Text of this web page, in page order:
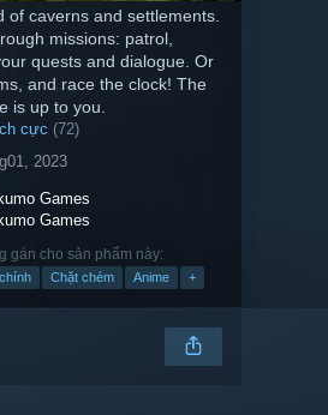
of caverns and settlements.
missions: patrol,
quests and dialogue. Or
and race the clock! The
is up to you.
cực (72)
2023
Games
Games
gán cho sản phẩm này:
Chặt chém Anime +